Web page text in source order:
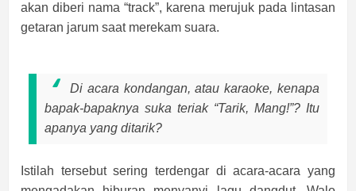
akan diberi nama “track”, karena merujuk pada lintasan
getaran jarum saat merekam suara.
Di acara kondangan, atau karaoke, kenapa
bapak-bapaknya suka teriak “Tarik, Mang!”? Itu
apanya yang ditarik?
Istilah tersebut sering terdengar di acara-acara yang